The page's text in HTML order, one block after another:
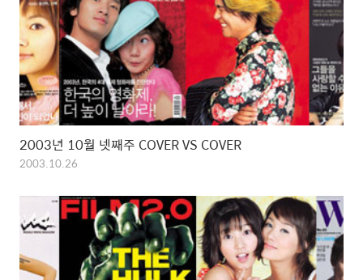
2003년 10월 넷째주 COVER VS COVER
2003.10.26